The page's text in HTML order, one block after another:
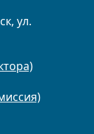
ул.